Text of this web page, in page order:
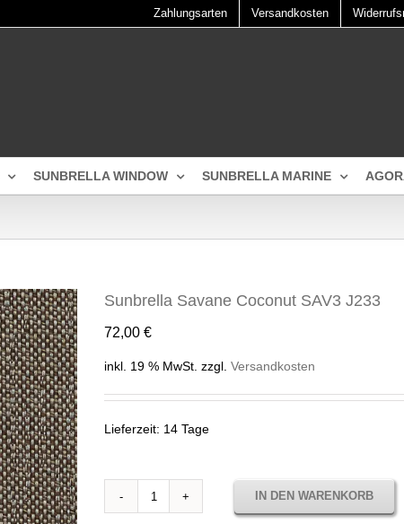
Zahlungsarten Versandkosten
SUNBRELLA WINDOW SUNBRELLA MARINE
Sunbrella Savane Coconut SAV3 J233
72,00 €
inkl. 19 % MwSt. zzgl. Versandkosten
Lieferzeit: 14 Tage
Sunbrella
IN DEN WARENKORB